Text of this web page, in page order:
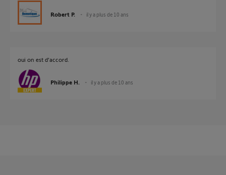
Robert P. il y a plus de 10 ans
oui on est d'accord.
Philippe H. il y a plus de 10 ans